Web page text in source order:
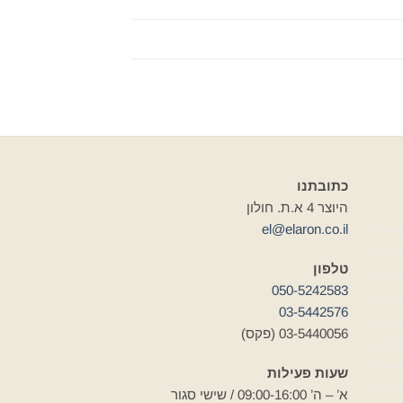
כתובתנו
היוצר 4 א.ת. חולון
el@elaron.co.il
טלפון
050-5242583
03-5442576
03-5440056 (פקס)
שעות פעילות
א’ – ה’ 09:00-16:00 / שישי סגור